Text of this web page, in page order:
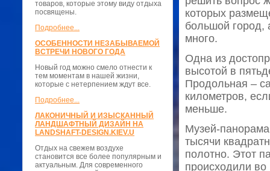
товаров, которые этому виду отдыха
посвящены.
Подробнее...
ОСОБЕННОСТИ НЕЗАБЫВАЕМОЙ
ВСТРЕЧИ НОВОГО ГОДА
Новый год можно смело отнести к
тем моментам в нашей жизни,
которые с нетерпением ждут все.
Подробнее...
ЛАКОНИЧНЫЙ И ИЗЫСКАННЫЙ
ЛАНДШАФТНЫЙ ДИЗАЙН НА
LANDSHAFT-DESIGN.KIEV.U
Отдых на свежем воздухе
становится все более популярным и
актуальным. Для современного
которых
большой город,
много.
Одна из
высотой в
Продольная –
километров,
меньше.
Музей-
тысячи
полотно. Этот
происходили